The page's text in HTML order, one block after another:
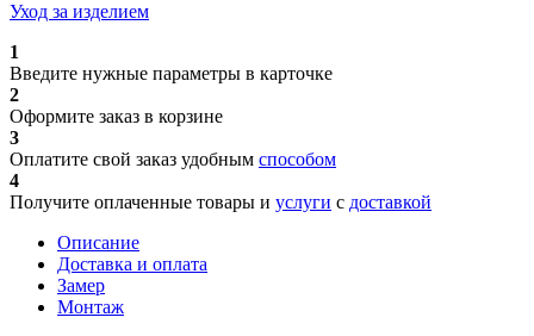
Уход за изделием
1
Введите нужные параметры в карточке
2
Оформите заказ в корзине
3
Оплатите свой заказ удобным способом
4
Получите оплаченные товары и услуги с доставкой
Описание
Доставка и оплата
Замер
Монтаж